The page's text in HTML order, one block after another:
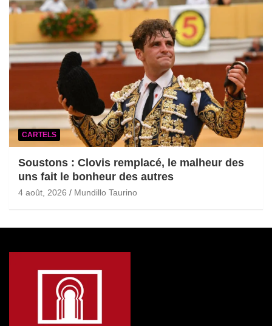
CARTELS
Soustons : Clovis remplacé, le malheur des
uns fait le bonheur des autres
4 août, 2026 Mundillo Taurino